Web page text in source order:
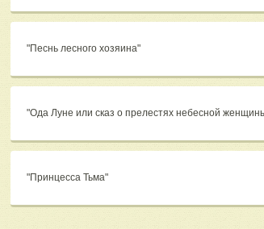
"Песнь лесного хозяина"
"Ода Луне или сказ о прелестях небесной
"Принцесса Тьма"